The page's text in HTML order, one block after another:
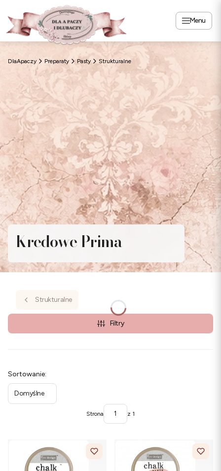
Menu
DlaApaczy Preparaty Pasty Strukturalne
Kredowe Prima
Strukturalne
Filtry
Lista produktów
Sortowanie:
Domyślne
Strona z 1